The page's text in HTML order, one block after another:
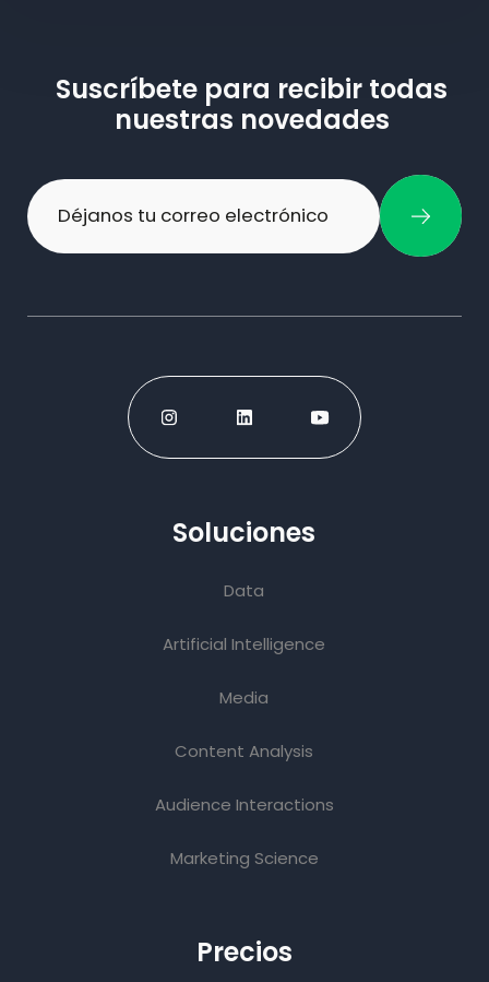
Suscríbete para recibir todas
nuestras novedades
Soluciones
Data
Artificial Intelligence
Media
Content Analysis
Audience Interactions
Marketing Science
Precios